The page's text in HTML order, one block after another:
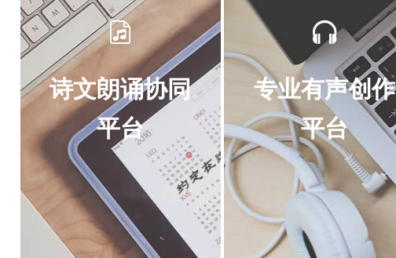
诗文朗诵协同
平台
专业有声创作
平台